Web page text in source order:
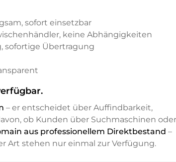
sofort einsetzbar
keine Abhängigkeiten
sofortige Übertragung
– er entscheidet über Auffindbarkeit,
ob Kunden über Suchmaschinen oder
aus professionellem Direktbestand –
Art stehen nur einmal zur Verfügung.